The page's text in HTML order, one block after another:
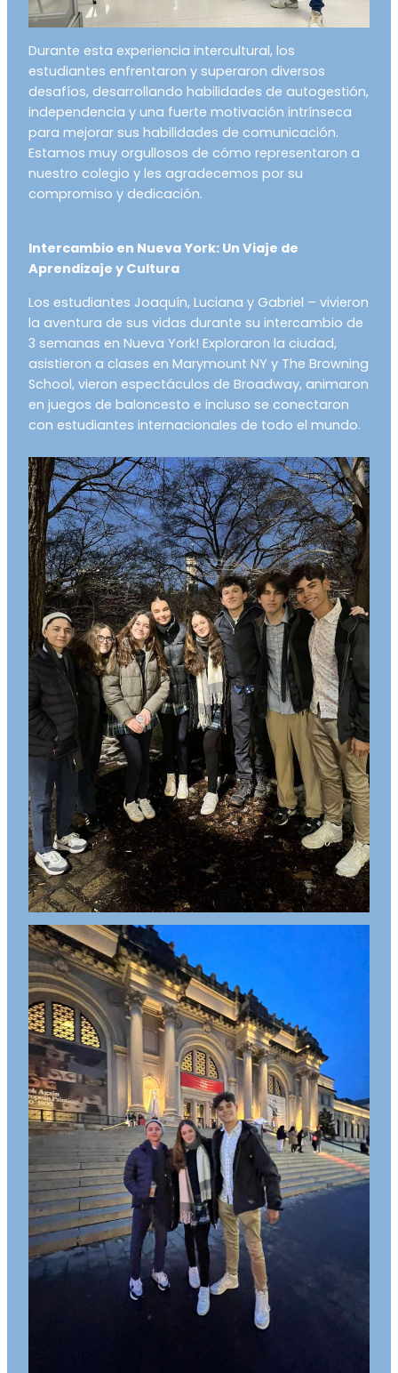
Durante esta experiencia intercultural, los
estudiantes enfrentaron y superaron diversos
desafíos, desarrollando habilidades de autogestión,
independencia y una fuerte motivación intrínseca
para mejorar sus habilidades de comunicación.
Estamos muy orgullosos de cómo representaron a
nuestro colegio y les agradecemos por su
compromiso y dedicación.
Intercambio en Nueva York: Un Viaje de
Aprendizaje y Cultura
Los estudiantes Joaquín, Luciana y Gabriel – vivieron
la aventura de sus vidas durante su intercambio de
3 semanas en Nueva York! Exploraron la ciudad,
asistieron a clases en Marymount NY y The Browning
School, vieron espectáculos de Broadway, animaron
en juegos de baloncesto e incluso se conectaron
con estudiantes internacionales de todo el mundo.